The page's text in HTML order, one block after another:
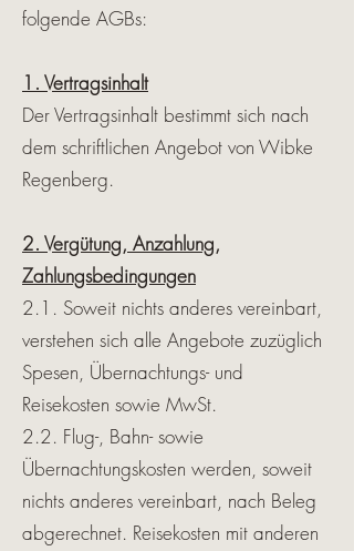
folgende AGBs:
1. Vertragsinhalt
Der Vertragsinhalt bestimmt sich nach
dem schriftlichen Angebot von Wibke
Regenberg.
2. Vergütung, Anzahlung,
Zahlungsbedingungen
2.1. Soweit nichts anderes vereinbart,
verstehen sich alle Angebote zuzüglich
Spesen, Übernachtungs- und
Reisekosten sowie MwSt.
2.2. Flug-, Bahn- sowie
Übernachtungskosten werden, soweit
nichts anderes vereinbart, nach Beleg
abgerechnet. Reisekosten mit anderen